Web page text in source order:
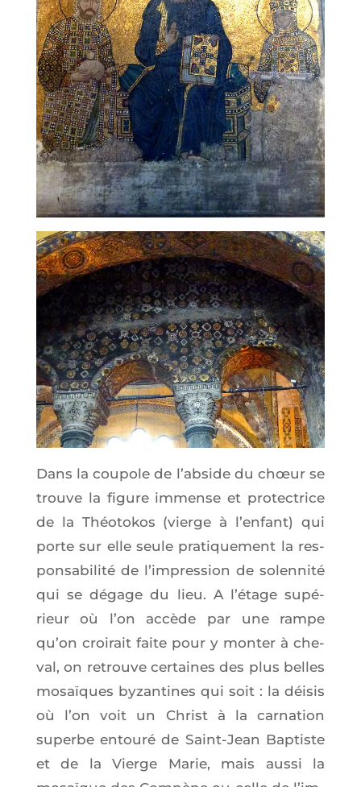
Dans la cou­pole de l’ab­side du chœur se
trouve la figure immense et pro­tec­trice
de la Théo­to­kos (vierge à l’en­fant) qui
porte sur elle seule pra­ti­que­ment la res­
pon­sa­bi­li­té de l’im­pres­sion de solen­ni­té
qui se dégage du lieu. A l’é­tage supé­
rieur où l’on accède par une rampe
qu’on croi­rait faite pour y mon­ter à che­
val, on retrouve cer­taines des plus belles
mosaïques byzan­tines qui soit : la déi­sis
où l’on voit un Christ à la car­na­tion
superbe entou­ré de Saint-Jean Bap­tiste
et de la Vierge Marie, mais aus­si la